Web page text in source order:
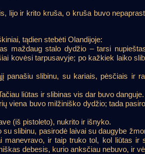
lijo ir krito kruša, o kruša buvo
tądien stebėti Olandijoje:
maždaug stalo dydžio – tarsi
kovėsi tarpusavyje; po kažkiek laiko
panašiu slibinu, su kariais, pėsčiais ir
liūtas ir slibinas vis dar buvo danguje.
viena buvo milžiniško dydžio; tada
(iš pistoleto), nukrito ir išnyko.
slibinu, pasirodė laivai su daugybe
ir taip truko tol, kol liūtas ir
debesis, kurio anksčiau nebuvo, ir